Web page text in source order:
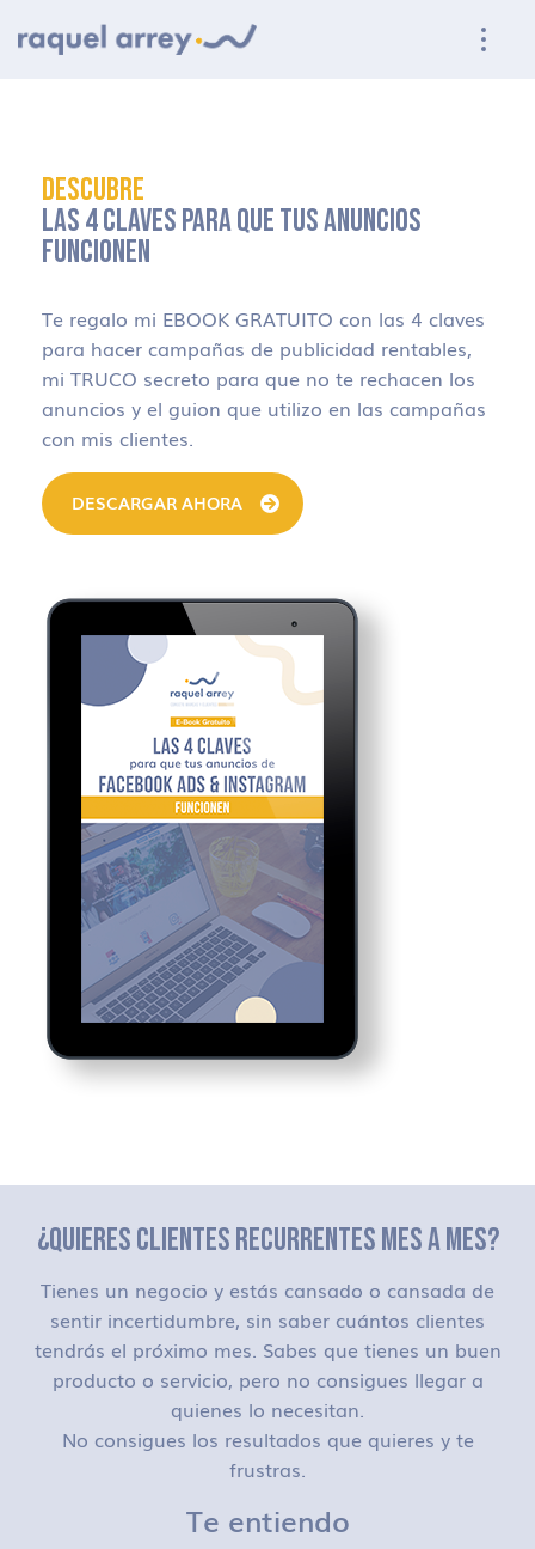
DESCUBRE
LAS 4 CLAVES PARA QUE TUS ANUNCIOS
FUNCIONEN
Te regalo mi EBOOK GRATUITO con las 4 claves
para hacer campañas de publicidad rentables,
mi TRUCO secreto para que no te rechacen los
anuncios y el guion que utilizo en las campañas
con mis clientes.
DESCARGAR AHORA
¿QUIERES CLIENTES RECURRENTES MES A MES?
Tienes un negocio y estás cansado o cansada de
sentir incertidumbre, sin saber cuántos clientes
tendrás el próximo mes. Sabes que tienes un buen
producto o servicio, pero no consigues llegar a
quienes lo necesitan.
No consigues los resultados que quieres y te
frustras.
Te entiendo